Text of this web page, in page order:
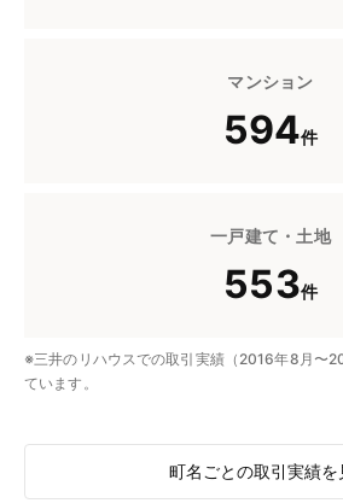
マンション
594件
一戸建て・土地
553件
※三井のリハウスでの取引実績（2016年8月〜
ています。
町名ごとの取引実績を